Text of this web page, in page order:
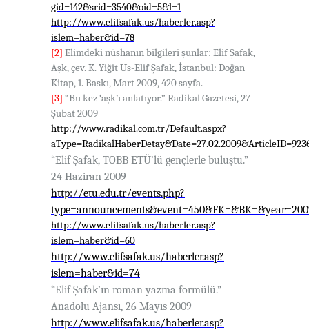
gid=142&srid=3540&oid=5&l=1
http://www.elifsafak.us/haberler.asp?
islem=haber&id=78
[2] Elimdeki nüshanın bilgileri şunlar: Elif Şafak,
Aşk, çev. K. Yiğit Us-Elif Şafak, İstanbul: Doğan
Kitap, 1. Baskı, Mart 2009, 420 sayfa.
[3] “Bu kez ‘aşk’ı anlatıyor.” Radikal Gazetesi, 27
Şubat 2009
http://www.radikal.com.tr/Default.aspx?
“Elif Şafak, TOBB ETÜ’lü gençlerle buluştu.”
24 Haziran 2009
http://etu.edu.tr/events.php?
http://www.elifsafak.us/haberler.asp?
islem=haber&id=60
http://www.elifsafak.us/haberler.asp?
islem=haber&id=74
“Elif Şafak’ın roman yazma formülü.”
Anadolu Ajansı, 26 Mayıs 2009
http://www.elifsafak.us/haberler.asp?